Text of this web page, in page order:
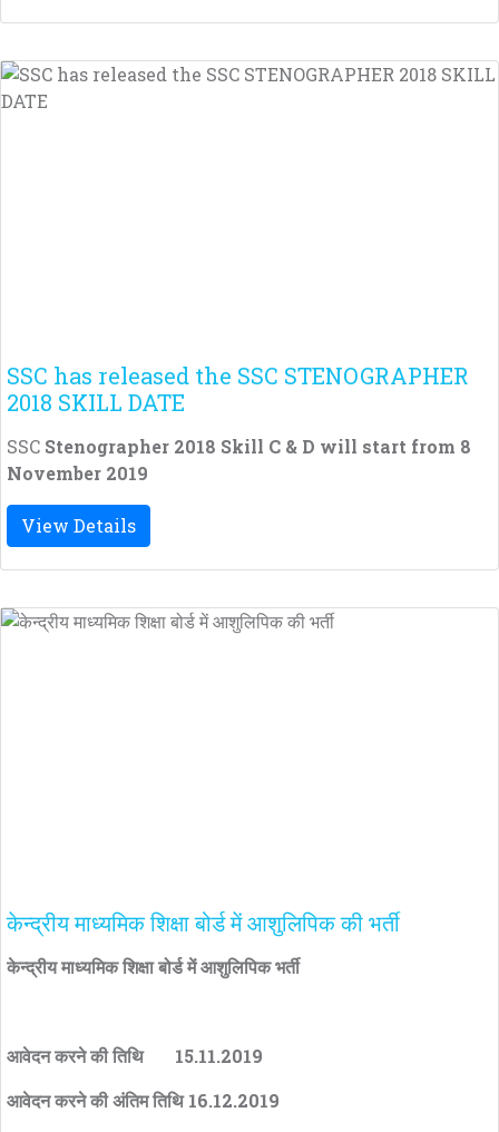
SSC has released the SSC STENOGRAPHER
2018 SKILL DATE
SSC Stenographer 2018 Skill C & D will start from 8
November 2019
View Details
केन्द्रीय माध्यमिक शिक्षा बोर्ड में आशुलिपिक की भर्ती
केन्द्रीय माध्यमिक शिक्षा बोर्ड में आशुलिपिक भर्ती
आवेदन करने की तिथि 15.11.2019
आवेदन करने की अंतिम तिथि 16.12.2019